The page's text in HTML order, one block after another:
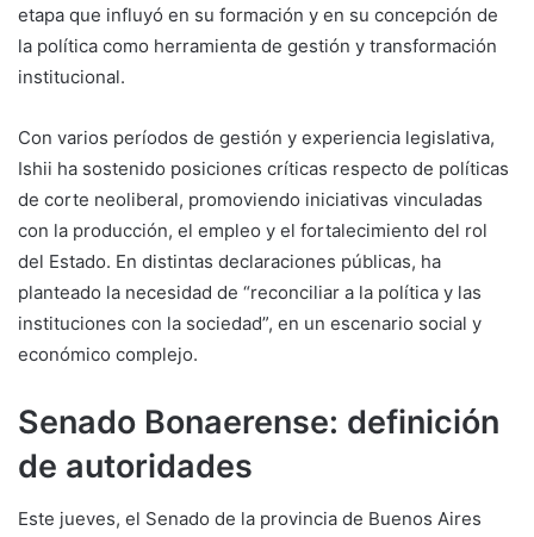
etapa que influyó en su formación y en su concepción de
la política como herramienta de gestión y transformación
institucional.
Con varios períodos de gestión y experiencia legislativa,
Ishii ha sostenido posiciones críticas respecto de políticas
de corte neoliberal, promoviendo iniciativas vinculadas
con la producción, el empleo y el fortalecimiento del rol
del Estado. En distintas declaraciones públicas, ha
planteado la necesidad de “reconciliar a la política y las
instituciones con la sociedad”, en un escenario social y
económico complejo.
Senado Bonaerense: definición
de autoridades
Este jueves, el Senado de la provincia de Buenos Aires